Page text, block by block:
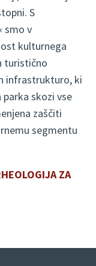
S
smo v
kulturnega
turistično
infrastrukturo, ki
skozi vse
zaščiti
segmentu
ZA